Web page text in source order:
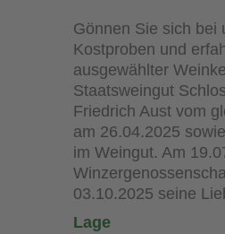
Gönnen Sie sich bei
Kostproben und
ausgewählter
Staatsweingut
Friedrich Aust vom
am 26.04.2025
im Weingut. Am
03.10.2025 seine
Lage